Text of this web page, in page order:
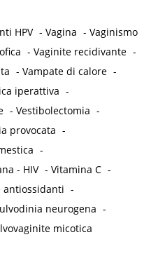
HPV -Vagina -Vaginismo
-Vaginite recidivante -
-Vampate di calore -
iperattiva -
-Vestibolectomia -
provocata -
-
- HIV -Vitamina C -
antiossidanti -
neurogena -
micotica